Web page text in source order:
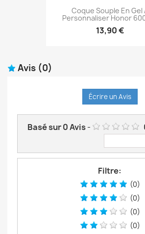
Coque Souple En Gel
Personnaliser Honor
13,90 €
Avis (0)
Écrire un Avis
Basé sur0Avis-
Filtre:
(0)
(0)
(0)
(0)